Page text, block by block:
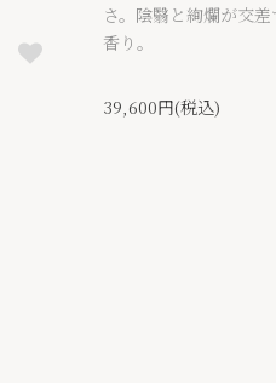
さ。陰翳と絢爛が交
香り。
39,600円(税込)